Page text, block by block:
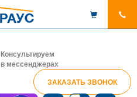
Консультируем
в мессенджерах
ЗАКАЗАТЬ ЗВОНОК